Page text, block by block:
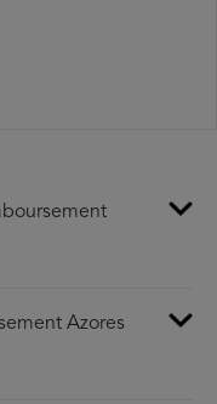
Azores